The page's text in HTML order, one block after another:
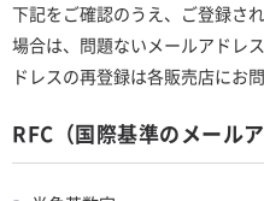
下記をご確認のうえ、ご登録さ
場合は、問題ないメールアドレ
ドレスの再登録は各販売店にお
RFC（国際基準のメール